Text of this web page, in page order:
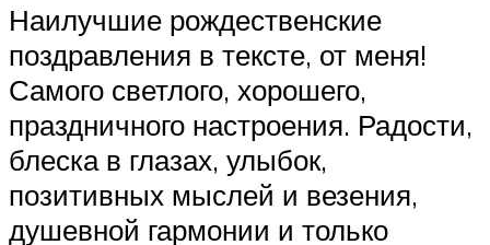
Наилучшие рождественские
поздравления в тексте, от меня!
Самого светлого, хорошего,
праздничного настроения. Радости,
блеска в глазах, улыбок,
позитивных мыслей и везения,
душевной гармонии и только